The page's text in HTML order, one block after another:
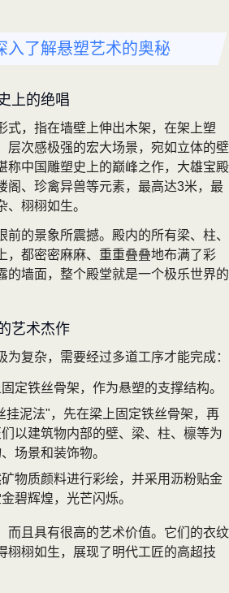
入了解悬塑艺术的奥秘
上的绝唱
式，指在墙壁上伸出木架，在架上塑
层次感极强的宏大场景，宛如立体的壁
称中国雕塑史上的巅峰之作，大雄宝殿
阁、珍禽异兽等元素，最高达3米，最
栩栩如生。
前的景象所震撼。殿内的所有梁、柱、
，都密密麻麻、重重叠叠地布满了彩
的墙面，整个殿堂就是一个极乐世界的
艺术杰作
复杂，需要经过多道工序才能完成：
定铁丝骨架，作为悬塑的支撑结构。
挂泥法"，先在梁上固定铁丝骨架，再
以建筑物内部的壁、梁、柱、檩等为
场景和装饰物。
物质颜料进行彩绘，并采用沥粉贴金
碧辉煌，光芒闪烁。
而且具有很高的艺术价值。它们的衣纹
栩栩如生，展现了明代工匠的高超技